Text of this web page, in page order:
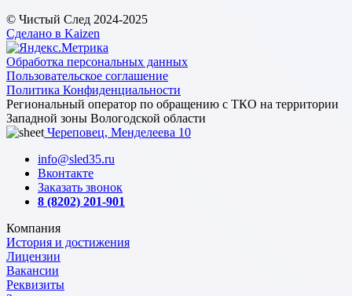
© Чистый След 2024-2025
Сделано в Kaizen
Обработка персональных данных
Пользовательское соглашение
Политика Конфиденциальности
Региональный оператор по обращению с ТКО на территории
Западной зоны Вологодской области
Череповец, Менделеева 10
info@sled35.ru
Вконтакте
Заказать звонок
8 (8202) 201-901
Компания
История и достижения
Лицензии
Вакансии
Реквизиты